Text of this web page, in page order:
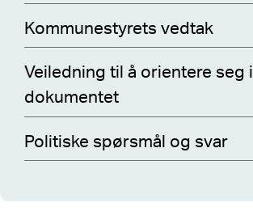
Kommunestyrets vedtak
Veiledning til å orientere seg i
dokumentet
Politiske spørsmål og svar